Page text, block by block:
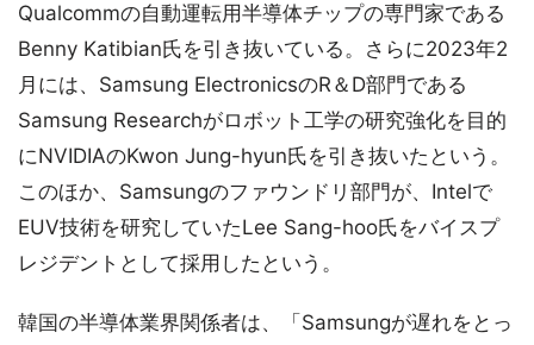
Qualcommの自動運転用半導体チップの専門家である
Benny Katibian氏を引き抜いている。さらに2023年2
月には、Samsung ElectronicsのR＆D部門である
Samsung Researchがロボット工学の研究強化を目的
にNVIDIAのKwon Jung-hyun氏を引き抜いたという。
このほか、Samsungのファウンドリ部門が、Intelで
EUV技術を研究していたLee Sang-hoo氏をバイスプ
レジデントとして採用したという。
韓国の半導体業界関係者は、「Samsungが遅れをとっ